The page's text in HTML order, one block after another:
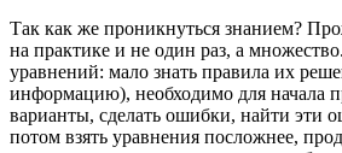
Так как же проникнуться знанием?
на практике и не один раз, а
уравнений: мало знать правила их
информацию), необходимо для начала
варианты, сделать ошибки, найти эти
потом взять уравнения посложнее,